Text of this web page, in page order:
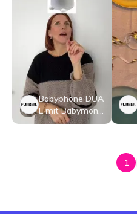
Babyphone DUA
L mit Babymonit
or
1